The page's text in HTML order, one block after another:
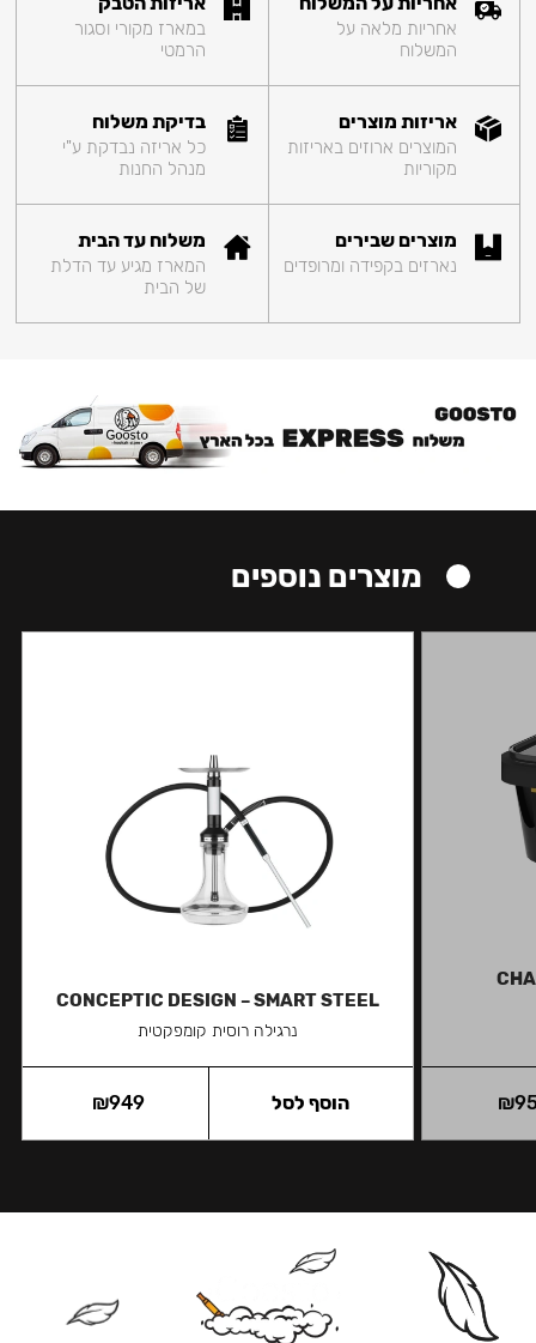
אחריות מלאה על
המשלוח
במארז מקורי וסגור
הרמטי
אריזות מוצרים
המוצרים ארוזים באריזות
מקוריות
בדיקת משלוח
כל אריזה נבדקת ע"י
מנהל החנות
מוצרים שבירים
נארזים בקפידה ומרופדים
משלוח עד הבית
המארז מגיע עד הדלת
של הבית
מוצרים נוספים
₪
CONCEPTIC DESIGN – SMART STEEL
נרגילה רוסית קומפקטית
₪949 הוסף לסל